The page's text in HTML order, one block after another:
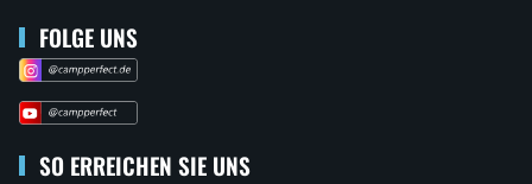
FOLGE UNS
SO ERREICHEN SIE UNS